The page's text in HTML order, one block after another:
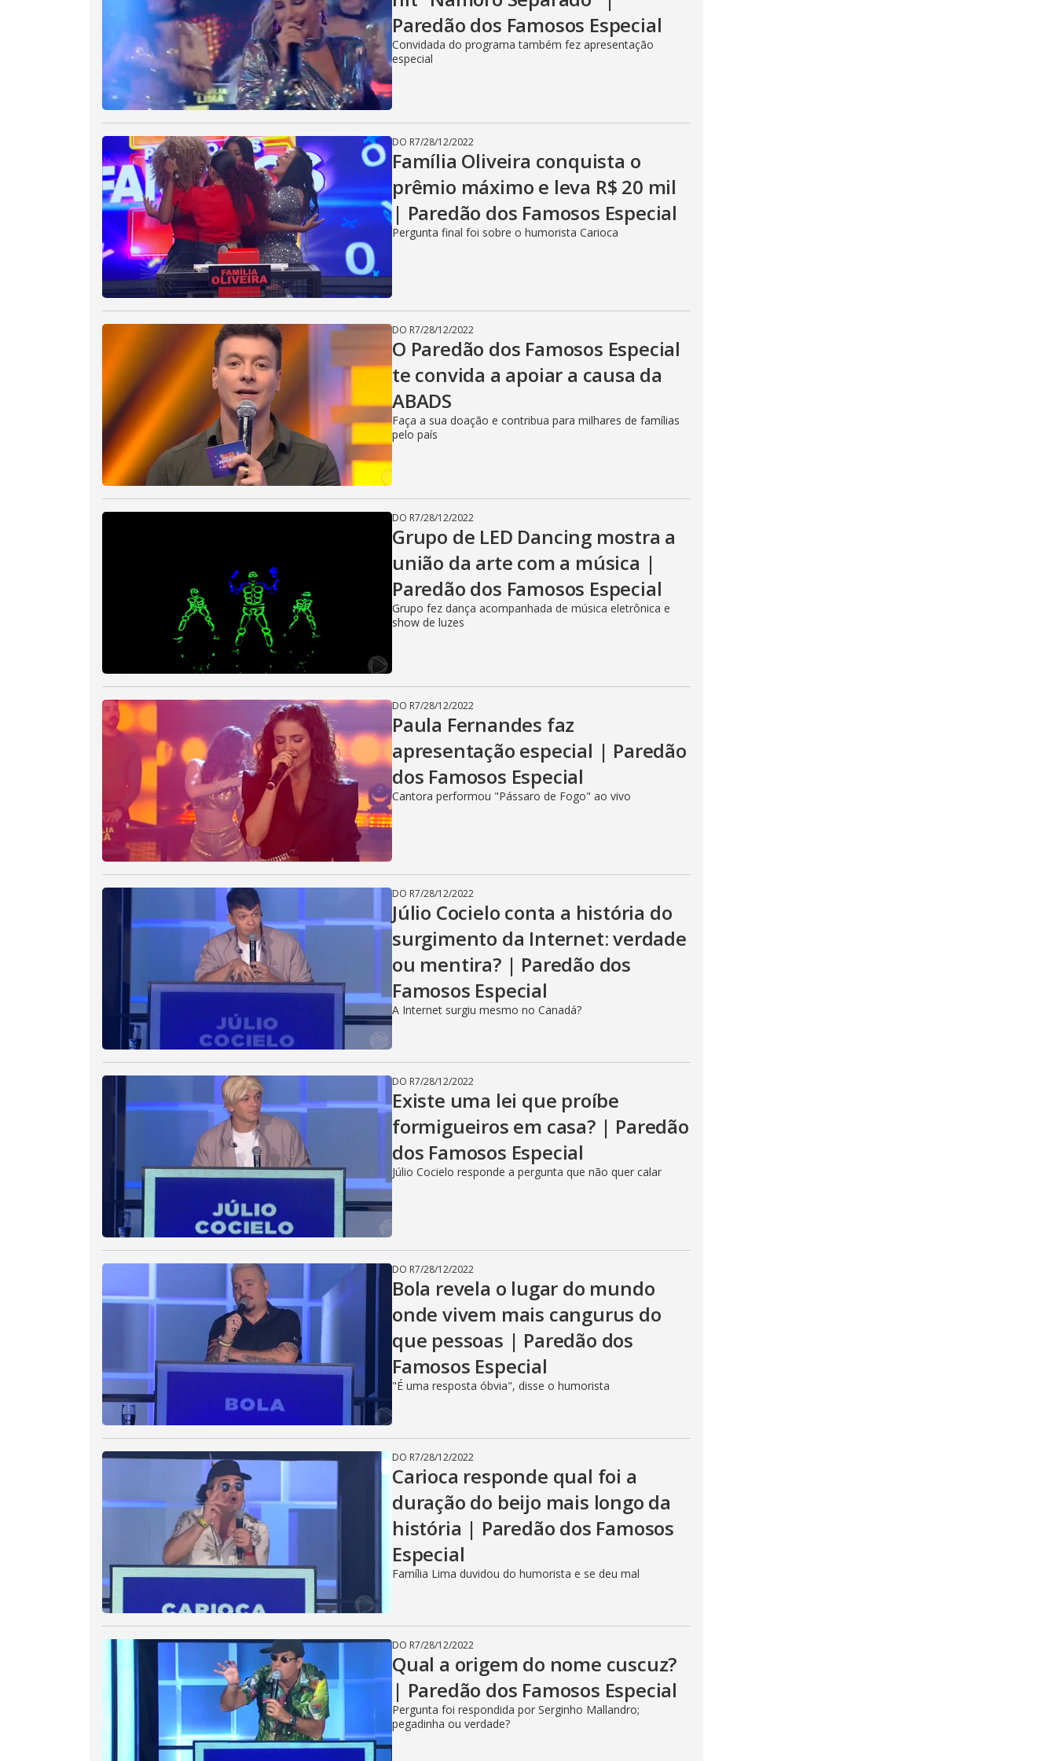
i
d
e
o
Paredão dos Famosos Especial
Convidada do programa também fez apresentação
especial
DO R7/28/12/2022
Família Oliveira conquista o
prêmio máximo e leva R$ 20 mil
| Paredão dos Famosos Especial
Pergunta final foi sobre o humorista Carioca
DO R7/28/12/2022
O Paredão dos Famosos Especial
te convida a apoiar a causa da
ABADS
Faça a sua doação e contribua para milhares de famílias
pelo país
DO R7/28/12/2022
Grupo de LED Dancing mostra a
união da arte com a música |
Paredão dos Famosos Especial
Grupo fez dança acompanhada de música eletrônica e
show de luzes
DO R7/28/12/2022
Paula Fernandes faz
apresentação especial | Paredão
dos Famosos Especial
Cantora performou "Pássaro de Fogo" ao vivo
DO R7/28/12/2022
Júlio Cocielo conta a história do
surgimento da Internet: verdade
ou mentira? | Paredão dos
Famosos Especial
A Internet surgiu mesmo no Canadá?
DO R7/28/12/2022
Existe uma lei que proíbe
formigueiros em casa? | Paredão
dos Famosos Especial
Júlio Cocielo responde a pergunta que não quer calar
DO R7/28/12/2022
Bola revela o lugar do mundo
onde vivem mais cangurus do
que pessoas | Paredão dos
Famosos Especial
"É uma resposta óbvia", disse o humorista
DO R7/28/12/2022
Carioca responde qual foi a
duração do beijo mais longo da
história | Paredão dos Famosos
Especial
Família Lima duvidou do humorista e se deu mal
DO R7/28/12/2022
Qual a origem do nome cuscuz?
| Paredão dos Famosos Especial
Pergunta foi respondida por Serginho Mallandro;
pegadinha ou verdade?